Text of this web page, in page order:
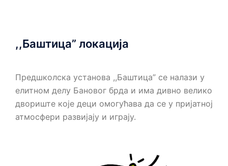
,,Баштица” локација
Предшколска установа ,,Баштица” се налази у
елитном делу Бановог брда и има дивно велико
двориште које деци омогућава да се у пријатној
атмосфери развијају и играју.